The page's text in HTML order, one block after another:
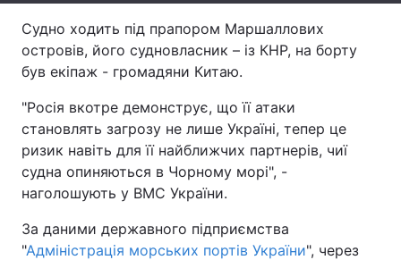
Судно ходить під прапором Маршаллових
островів, його судновласник – із КНР, на борту
був екіпаж - громадяни Китаю.
"Росія вкотре демонструє, що її атаки
становлять загрозу не лише Україні, тепер це
ризик навіть для її найближчих партнерів, чиї
судна опиняються в Чорному морі", -
наголошують у ВМС України.
За даними державного підприємства
"Адміністрація морських портів України", через